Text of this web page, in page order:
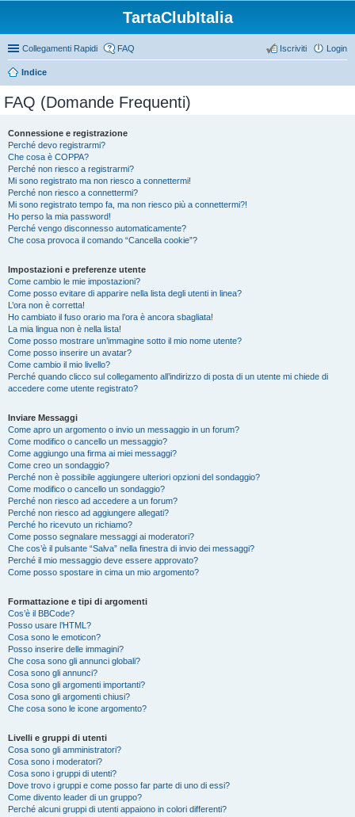
TartaClubItalia
Collegamenti Rapidi FAQ Login
Iscriviti
Indice
FAQ (Domande Frequenti)
Connessione e registrazione
Perché devo registrarmi?
Che cosa è COPPA?
Perché non riesco a registrarmi?
Mi sono registrato ma non riesco a connettermi!
Perché non riesco a connettermi?
Mi sono registrato tempo fa, ma non riesco più a connettermi?!
Ho perso la mia password!
Perché vengo disconnesso automaticamente?
Che cosa provoca il comando “Cancella cookie”?
Impostazioni e preferenze utente
Come cambio le mie impostazioni?
Come posso evitare di apparire nella lista degli utenti in linea?
L’ora non è corretta!
Ho cambiato il fuso orario ma l’ora è ancora sbagliata!
La mia lingua non è nella lista!
Come posso mostrare un’immagine sotto il mio nome utente?
Come posso inserire un avatar?
Come cambio il mio livello?
Perché quando clicco sul collegamento all’indirizzo di posta di un utente mi chiede di
accedere come utente registrato?
Inviare Messaggi
Come apro un argomento o invio un messaggio in un forum?
Come modifico o cancello un messaggio?
Come aggiungo una firma ai miei messaggi?
Come creo un sondaggio?
Perché non è possibile aggiungere ulteriori opzioni del sondaggio?
Come modifico o cancello un sondaggio?
Perché non riesco ad accedere a un forum?
Perché non riesco ad aggiungere allegati?
Perché ho ricevuto un richiamo?
Come posso segnalare messaggi ai moderatori?
Che cos’è il pulsante “Salva” nella finestra di invio dei messaggi?
Perché il mio messaggio deve essere approvato?
Come posso spostare in cima un mio argomento?
Formattazione e tipi di argomenti
Cos’è il BBCode?
Posso usare l’HTML?
Cosa sono le emoticon?
Posso inserire delle immagini?
Che cosa sono gli annunci globali?
Cosa sono gli annunci?
Cosa sono gli argomenti importanti?
Cosa sono gli argomenti chiusi?
Che cosa sono le icone argomento?
Livelli e gruppi di utenti
Cosa sono gli amministratori?
Cosa sono i moderatori?
Cosa sono i gruppi di utenti?
Dove trovo i gruppi e come posso far parte di uno di essi?
Come divento leader di un gruppo?
Perché alcuni gruppi di utenti appaiono in colori differenti?